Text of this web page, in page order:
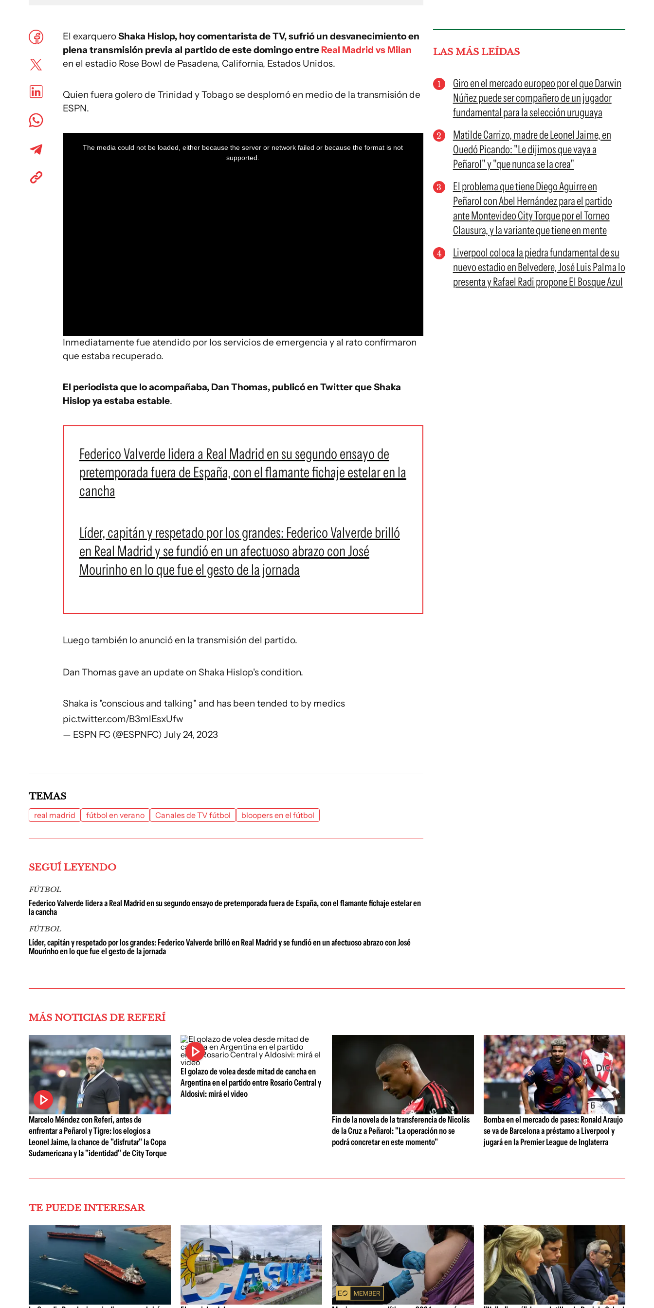
El exarqueroShaka Hislop, hoy comentarista de TV, sufrió un desvanecimiento en
plena transmisión previa al partido de este domingo entreReal Madrid vs Milan
en el estadio Rose Bowl de Pasadena, California, Estados Unidos.
Quien fuera golero de Trinidad y Tobago se desplomó en medio de la transmisión de
ESPN.
The media could not be loaded, either because the server or network failed or because the format is not
supported.
Inmediatamente fue atendido por los servicios de emergencia y al rato confirmaron
que estaba recuperado.
El periodista que lo acompañaba, Dan Thomas, publicó en Twitter que Shaka
Hislop ya estaba estable.
Federico Valverde lidera a Real Madrid en su segundo ensayo de
pretemporada fuera de España, con el flamante fichaje estelar en la
cancha
Líder, capitán y respetado por los grandes: Federico Valverde brilló
en Real Madrid y se fundió en un afectuoso abrazo con José
Mourinho en lo que fue el gesto de la jornada
Luego también lo anunció en la transmisión del partido.
Dan Thomas gave an update on Shaka Hislop's condition.
Shaka is "conscious and talking" and has been tended to by medics
pic.twitter.com/B3mlEsxUfw
— ESPN FC (@ESPNFC) July 24, 2023
LAS MÁS LEÍDAS
Giro en el mercado europeo por el que Darwin
Núñez puede ser compañero de un jugador
fundamental para la selección uruguaya
Matilde Carrizo, madre de Leonel Jaime, en
Quedó Picando: "Le dijimos que vaya a
Peñarol" y "que nunca se la crea"
El problema que tiene Diego Aguirre en
Peñarol con Abel Hernández para el partido
ante Montevideo City Torque por el Torneo
Clausura, y la variante que tiene en mente
Liverpool coloca la piedra fundamental de su
nuevo estadio en Belvedere, José Luis Palma lo
presenta y Rafael Radi propone El Bosque Azul
TEMAS
real madrid fútbol en verano Canales de TV fútbol bloopers en el fútbol
SEGUÍ LEYENDO
FÚTBOL
Federico Valverde lidera a Real Madrid en su segundo ensayo de pretemporada fuera de España, con el flamante fichaje estelar en
la cancha
FÚTBOL
Líder, capitán y respetado por los grandes: Federico Valverde brilló en Real Madrid y se fundió en un afectuoso abrazo con José
Mourinho en lo que fue el gesto de la jornada
MÁS NOTICIAS DE REFERÍ
Marcelo Méndez con Referí, antes de
enfrentar a Peñarol y Tigre: los elogios a
Leonel Jaime, la chance de "disfrutar" la Copa
Sudamericana y la "identidad" de City Torque
El golazo de volea desde mitad de cancha en
Argentina en el partido entre Rosario Central y
Aldosivi: mirá el video
Fin de la novela de la transferencia de Nicolás
de la Cruz a Peñarol: "La operación no se
podrá concretar en este momento"
Bomba en el mercado de pases: Ronald Araujo
se va de Barcelona a préstamo a Liverpool y
jugará en la Premier League de Inglaterra
TE PUEDE INTERESAR